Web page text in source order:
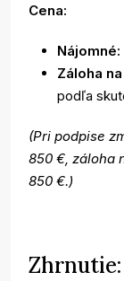
Cena:
Nájomné:
Záloha
podľa
(Pri podpise
850 €, záloha
850 €.)